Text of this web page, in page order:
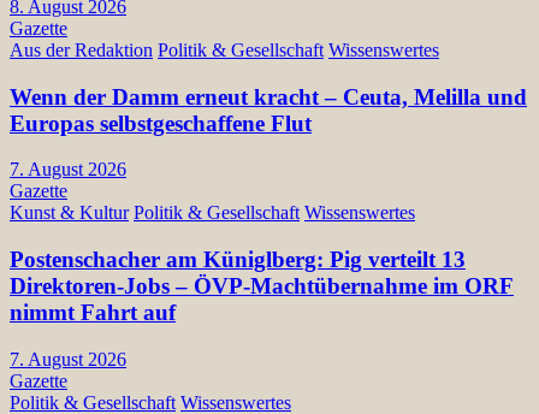
8. August 2026
Gazette
Aus der Redaktion Politik & Gesellschaft Wissenswertes
Wenn der Damm erneut kracht – Ceuta, Melilla und
Europas selbstgeschaffene Flut
7. August 2026
Gazette
Kunst & Kultur Politik & Gesellschaft Wissenswertes
Postenschacher am Küniglberg: Pig verteilt 13
Direktoren-Jobs – ÖVP-Machtübernahme im ORF
nimmt Fahrt auf
7. August 2026
Gazette
Politik & Gesellschaft Wissenswertes